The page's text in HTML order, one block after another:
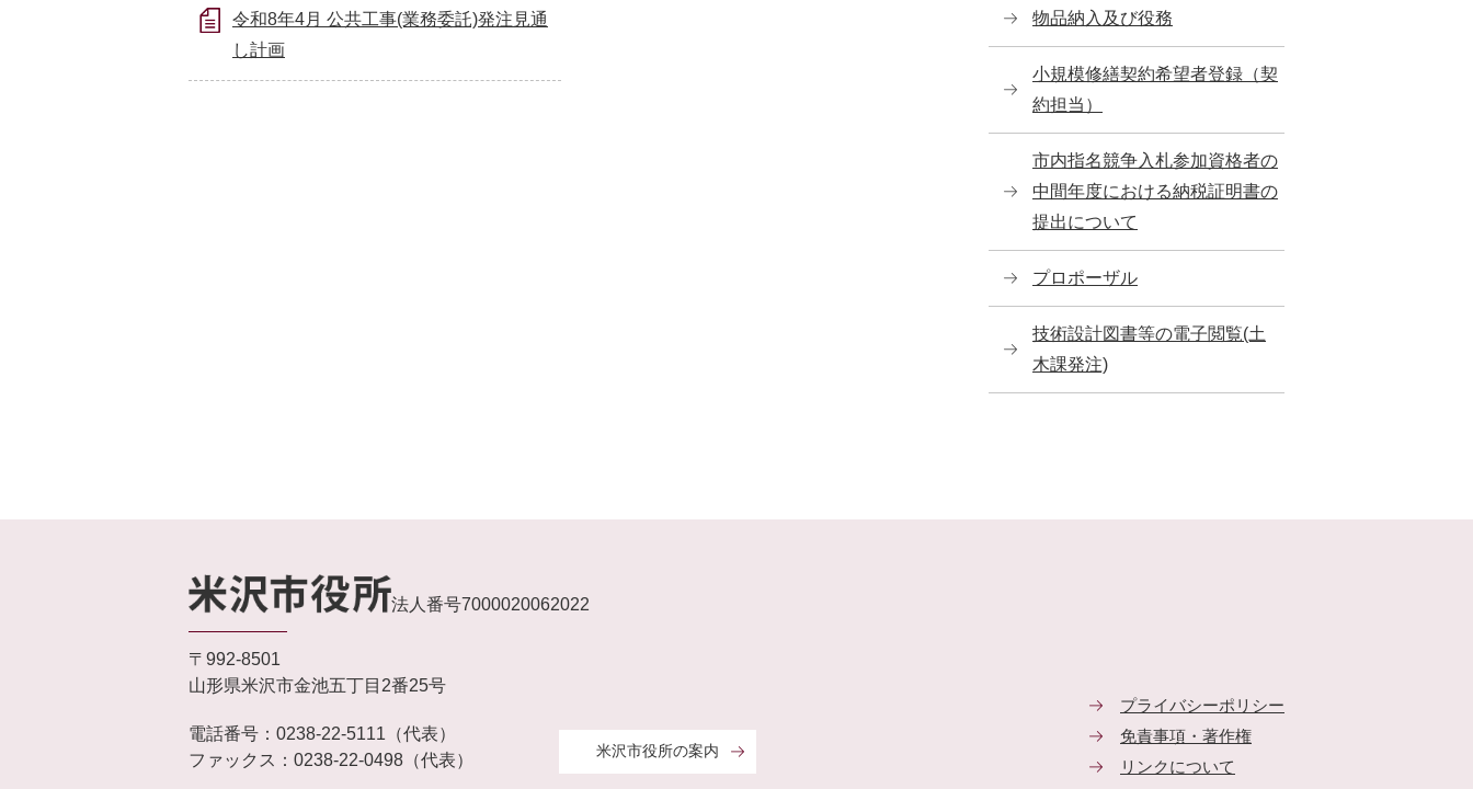
令和8年4月 公共工事(業務委託)発注見通
し計画
物品納入及び役務
小規模修繕契約希望者登録（契
約担当）
市内指名競争入札参加資格者の
中間年度における納税証明書の
提出について
プロポーザル
技術設計図書等の電子閲覧(土
木課発注)
法人番号7000020062022
〒992-8501
山形県米沢市金池五丁目2番25号
電話番号：0238-22-5111（代表）
ファックス：0238-22-0498（代表）
米沢市役所の案内
プライバシーポリシー
免責事項・著作権
リンクについて